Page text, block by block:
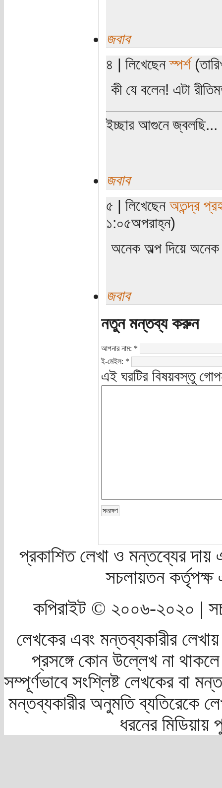
জবাব
৪ | লিখেছেনস্পর্শ
কী যে বলেন! এটা
ইচ্ছার আগুনে জ্বলছি...
জবাব
৫ | লিখেছেন অতন্দ্র
১:০৫অপরাহ্ন)
অনেক অল্প দিয়ে
জবাব
নতুন মন্তব্য করুন
আপনার নাম: *
ই-মেইল: *
এই ঘরটির বিষয়বস্তু
প্রকাশিত লেখা ও মন্তব্যের দায়
সচলায়তন
কপিরাইট © ২০০৬-২০২০ |
লেখকের এবং মন্তব্যকারীর
প্রসঙ্গে কোন উল্লেখ না
সম্পূর্ণভাবে সংশ্লিষ্ট লেখকের বা
মন্তব্যকারীর অনুমতি ব্যতিরেকে
ধরনের মিডিয়ায়